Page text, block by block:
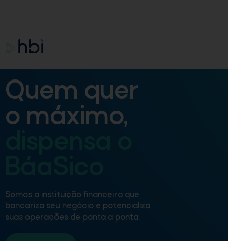
Quem quer
o máximo,
Somos a instituição financeira que
bancariza seu negócio e potencializa
suas operações de ponta a ponta.